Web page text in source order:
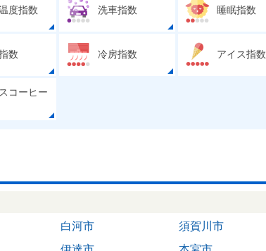
度指数 洗車指数 睡眠指数
数 冷房指数 アイス指数
コーヒー
白河市
須賀川市